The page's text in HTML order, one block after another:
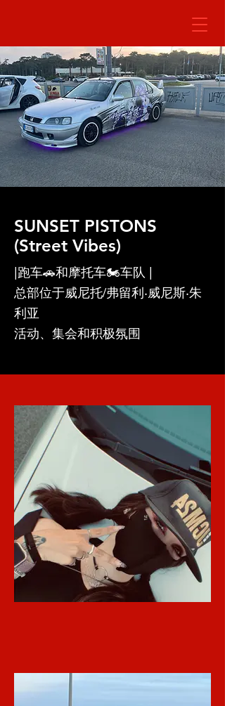
SUNSET PISTONS
(Street Vibes)
|跑车🚗和摩托车🏍️车队 |
总部位于威尼托/弗留利·威尼斯·朱
利亚
活动、集会和积极氛围